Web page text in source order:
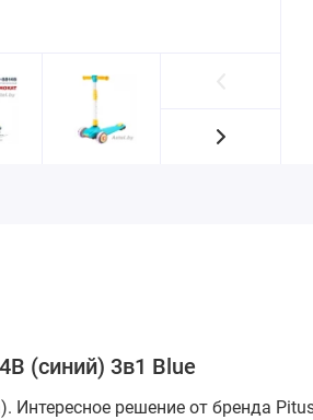
(синий) 3в1 Blue
Интересное решение от бренда